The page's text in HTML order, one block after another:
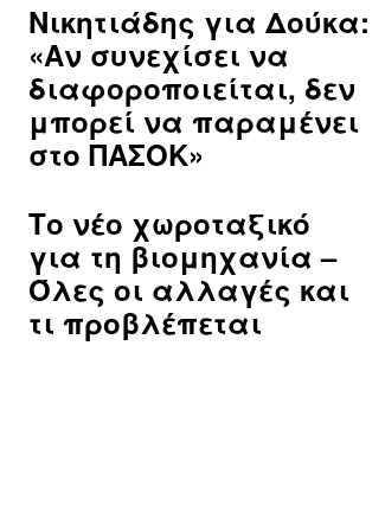
Νικητιάδης για Δούκα:
«Αν συνεχίσει να
διαφοροποιείται, δεν
μπορεί να παραμένει
στο ΠΑΣΟΚ»
Το νέο χωροταξικό
για τη βιομηχανία –
Όλες οι αλλαγές και
τι προβλέπεται